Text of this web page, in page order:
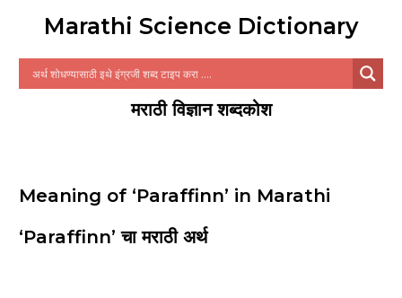
Marathi Science Dictionary
मराठी विज्ञान शब्दकोश
Meaning of ‘Paraffinn’ in Marathi
‘Paraffinn’ चा मराठी अर्थ